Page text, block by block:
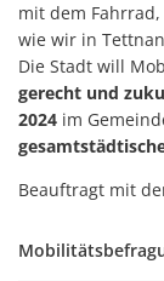
mit dem
wie wir in
Die Stadt will
gerecht und
2024 im
Beauftragt mit